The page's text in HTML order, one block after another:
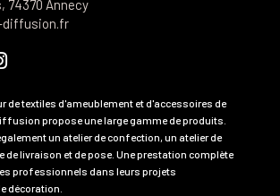
74370 Annecy
diffusion.fr
de textiles d'ameublement et d'accessoires de
propose une large gamme de produits.
un atelier de confection, un atelier de
de livraison et de pose. Une prestation complète
professionnels dans leurs projets
décoration.